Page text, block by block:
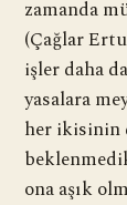
zamanda
(Çağlar
işler daha
yasalara
her ikisinin
ona aşık